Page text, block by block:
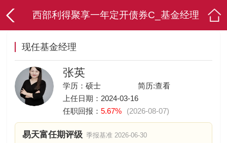
西部利得聚享一年定开债券C_基金经理
现任基金经理
张英
学历：硕士 简历:查看
上任日期：2024-03-16
任职回报：5.67% (2026-08-07)
易天富任期评级 季报基准 2026-06-30